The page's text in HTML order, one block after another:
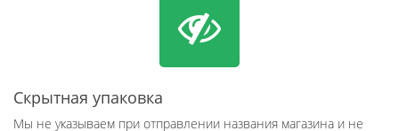
Скрытная упаковка
Мы не указываем при отправлении названия магазина и не